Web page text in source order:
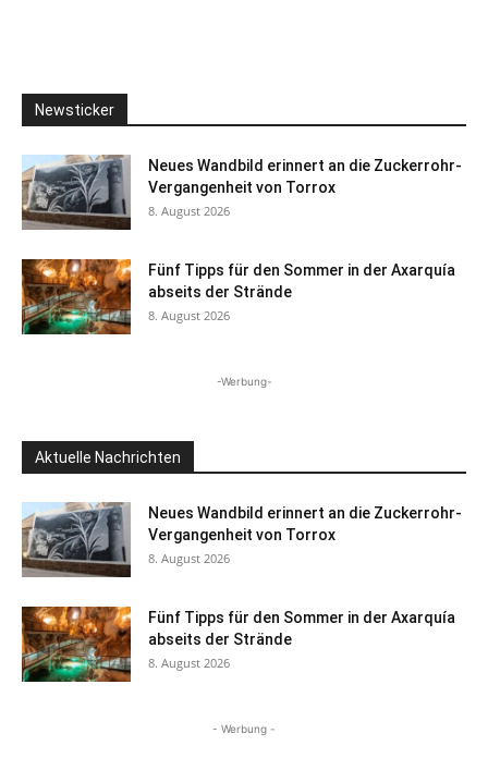
Newsticker
Neues Wandbild erinnert an die Zuckerrohr-
Vergangenheit von Torrox
8. August 2026
Fünf Tipps für den Sommer in der Axarquía
abseits der Strände
8. August 2026
-Werbung-
Aktuelle Nachrichten
Neues Wandbild erinnert an die Zuckerrohr-
Vergangenheit von Torrox
8. August 2026
Fünf Tipps für den Sommer in der Axarquía
abseits der Strände
8. August 2026
- Werbung -